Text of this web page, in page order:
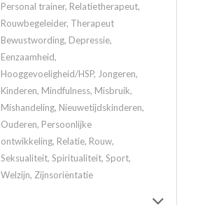
Personal trainer, Relatietherapeut,
Rouwbegeleider, Therapeut
Bewustwording, Depressie,
Eenzaamheid,
Hooggevoeligheid/HSP, Jongeren,
Kinderen, Mindfulness, Misbruik,
Mishandeling, Nieuwetijdskinderen,
Ouderen, Persoonlijke
ontwikkeling, Relatie, Rouw,
Seksualiteit, Spiritualiteit, Sport,
Welzijn, Zijnsoriëntatie